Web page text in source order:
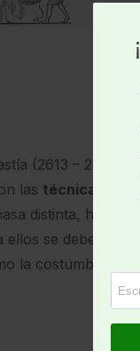
(2613 – 2494
las técnicas de
distinta,
se debe el
la costumbre de